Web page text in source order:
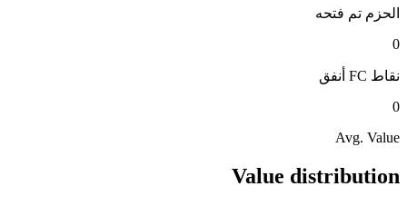
الحزم تم فتحه
0
نقاط FC
أنفق
0
Avg. Value
Value distribution